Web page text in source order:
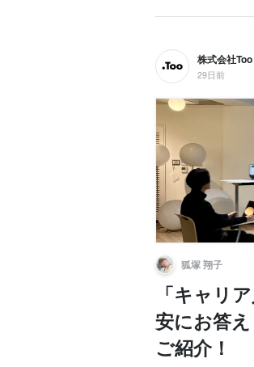
株式会社Too
29日前
狐塚 翔子
「キャリ
安にお答
ご紹介！